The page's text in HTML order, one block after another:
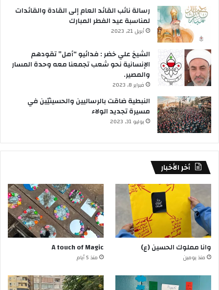
رسالة نائب القائد العام إلى القادة والقائدات
لمناسبة عيد الفطر المبارك
أبريل 21, 2023
الشيخ علي خضر : فدائيو “أمل” تقودهم
الإنسانية نحو شعب تجمعنا معه وحدة المسار
والمصير.
فبراير 8, 2023
النبطية ضاقت بالرساليين والحسينيّين في
مسيرة تجديد الولاء
يوليو 31, 2023
أخر الأخبار
وانا مملوك الحسين (ع)
منذ يومين
A touch of Magic
منذ 5 أيام